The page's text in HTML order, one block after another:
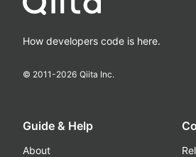
How developers code is here.
© 2011-2026 Qiita Inc.
Guide & Help
About